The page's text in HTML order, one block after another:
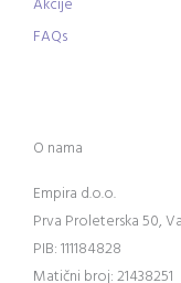
Akcije
FAQs
O nama
Empira d.o.o.
Prva Proleterska 50,
PIB: 111184828
Matični broj: 21438251